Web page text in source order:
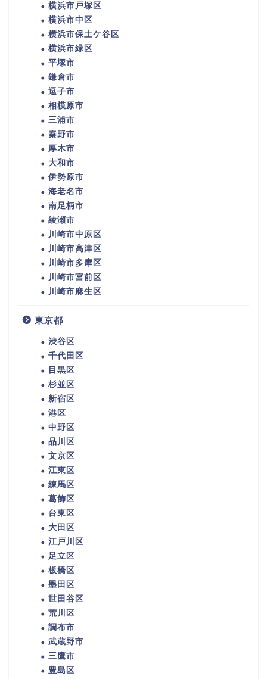
横浜市戸塚区
横浜市中区
横浜市保土ケ谷区
横浜市緑区
平塚市
鎌倉市
逗子市
相模原市
三浦市
秦野市
厚木市
大和市
伊勢原市
海老名市
南足柄市
綾瀬市
川崎市中原区
川崎市高津区
川崎市多摩区
川崎市宮前区
川崎市麻生区
東京都
渋谷区
千代田区
目黒区
杉並区
新宿区
港区
中野区
品川区
文京区
江東区
練馬区
葛飾区
台東区
大田区
江戸川区
足立区
板橋区
墨田区
世田谷区
荒川区
調布市
武蔵野市
三鷹市
豊島区